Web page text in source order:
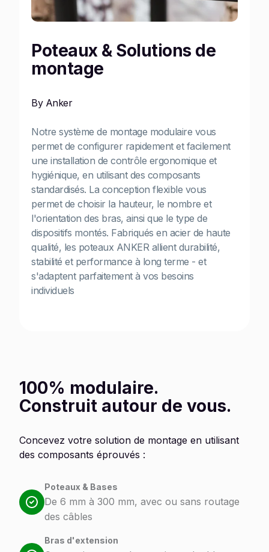
Poteaux & Solutions de
montage
By Anker
Notre système de montage modulaire vous
permet de configurer rapidement et facilement
une installation de contrôle ergonomique et
hygiénique, en utilisant des composants
standardisés. La conception flexible vous
permet de choisir la hauteur, le nombre et
l'orientation des bras, ainsi que le type de
dispositifs montés. Fabriqués en acier de haute
qualité, les poteaux ANKER allient durabilité,
stabilité et performance à long terme - et
s'adaptent parfaitement à vos besoins
individuels
100% modulaire.
Construit autour de vous.
Concevez votre solution de montage en utilisant
des composants éprouvés :
Poteaux & Bases
De 6 mm à 300 mm, avec ou sans routage
des câbles
Bras d'extension